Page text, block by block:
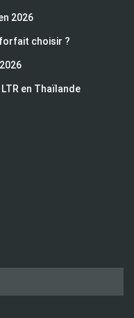
2026
choisir ?
en Thaïlande